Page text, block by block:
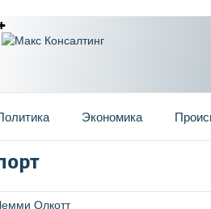
меню
Экономика
здесь